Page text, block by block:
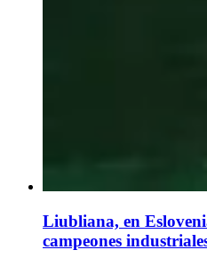
Liubliana, en
campeones